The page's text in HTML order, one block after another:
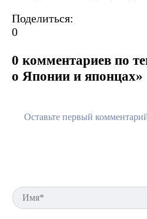
Поделиться:
0
0 комментариев по
о Японии и японцах»